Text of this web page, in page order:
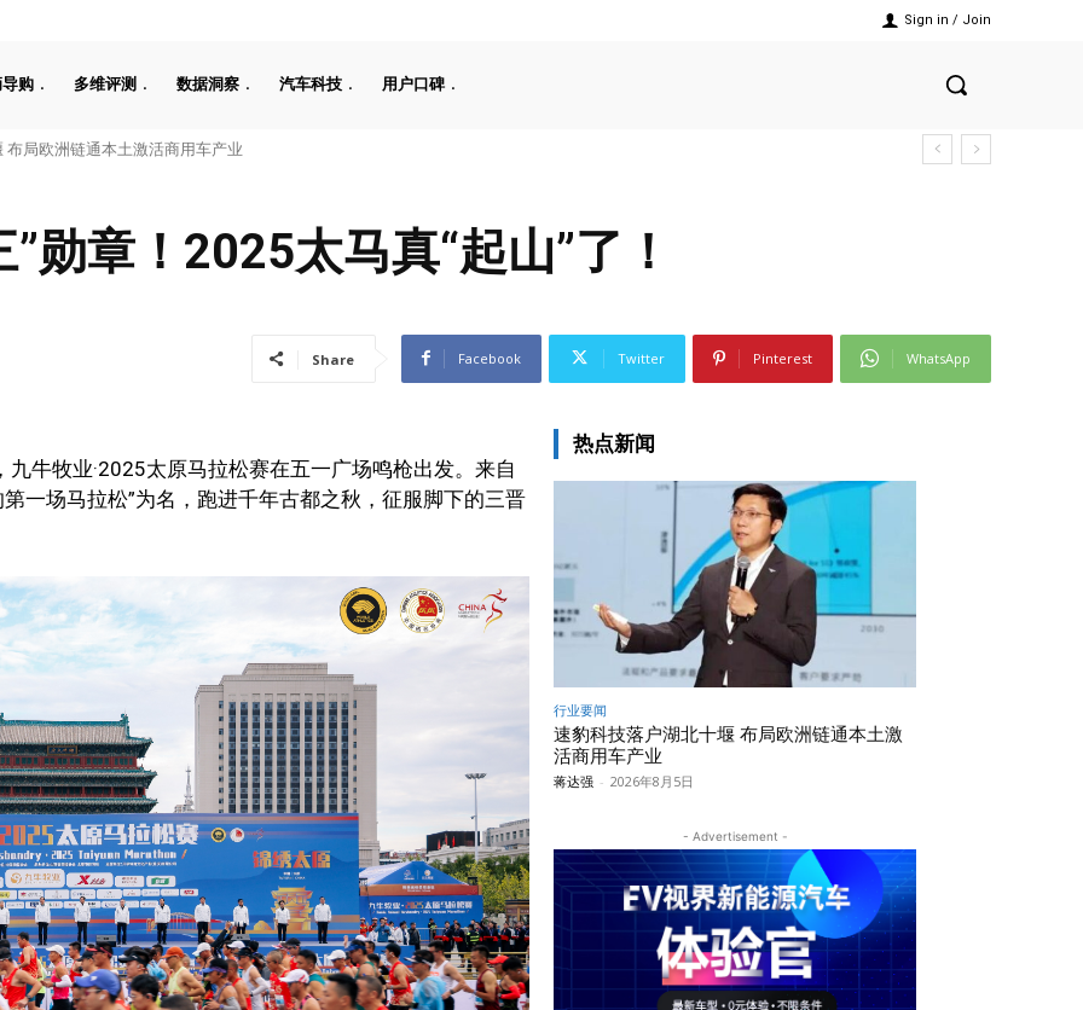
Sign in / Join
购 多维评测 数据洞察 汽车科技 用户口碑
天工08 670 Max上市限时价17.99万元
勋章！2025太马真“起山”了！
Share Facebook Twitter Pinterest WhatsApp
牛牧业·2025太原马拉松赛在五一广场鸣枪出发。来自
一场马拉松”为名，跑进千年古都之秋，征服脚下的三晋
热点新闻
行业要闻
速豹科技落户湖北十堰 布局欧洲链通本土激
活商用车产业
蒋达强 - 2026年8月5日
- Advertisement -